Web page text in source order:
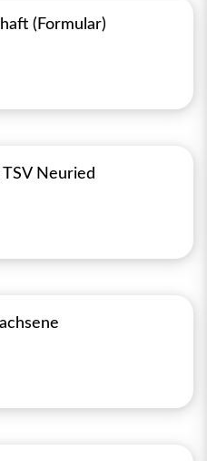
(Formular)
Neuried